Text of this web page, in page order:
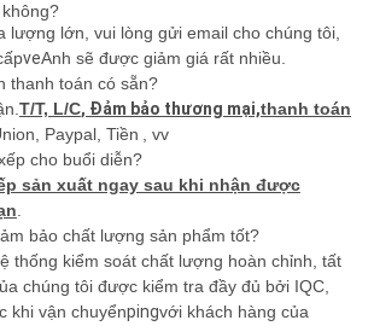
lượng lớn, vui lòng gửi email cho chúng tôi,
veAnh sẽ được giảm giá rất nhiều.
thanh toán có sẵn?
T/T, L/C, Đảm bảo thương mại,thanh toán
Paypal, Tiền
, vv
cho buổi diễn?
sản xuất ngay sau khi nhận được
bảo chất lượng sản phẩm tốt?
thống kiểm soát chất lượng hoàn chỉnh, tất
chúng tôi được kiểm tra đầy đủ bởi IQC,
khi vận chuyểnpingvới khách hàng của